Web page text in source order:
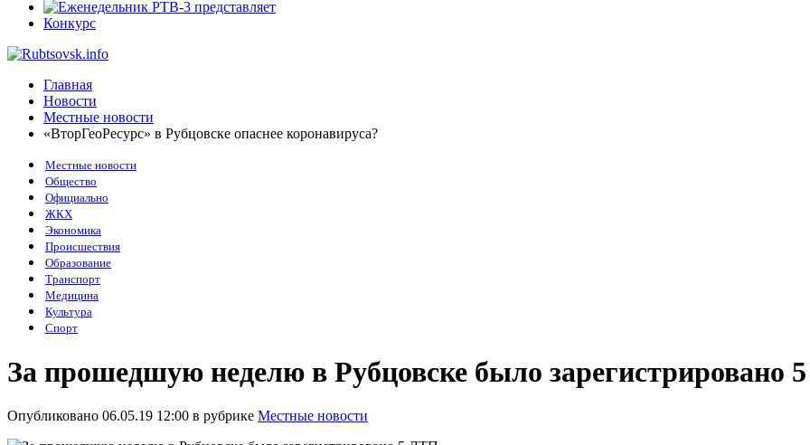
Конкурс
Главная
Новости
Местные новости
«ВторГеоРесурс» в Рубцовске опаснее коронавируса?
Местные новости
Общество
Официально
ЖКХ
Экономика
Происшествия
Образование
Транспорт
Медицина
Культура
Спорт
За прошедшую неделю в Рубцовске было зарегистрировано
Опубликовано 06.05.19 12:00 в рубрике Местные новости